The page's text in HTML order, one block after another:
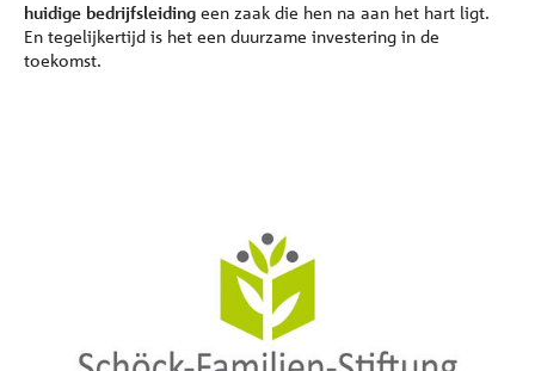
Contact
huidige bedrijfsleiding een zaak die hen na aan het hart ligt.
En tegelijkertijd is het een duurzame investering in de
toekomst.